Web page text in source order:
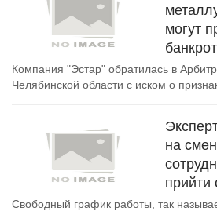
могут
Компания "Эстар" обратилась в
Челябинской области с иском о
на
прийти
Свободный график работы, так